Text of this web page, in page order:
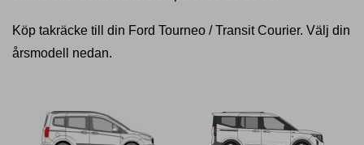
Köp takräcke till din Ford Tourneo / Transit Courier. Välj din
årsmodell nedan.